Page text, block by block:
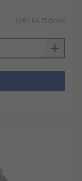
CHF.104.75/Stück